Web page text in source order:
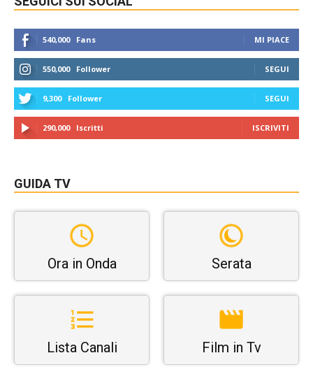
540,000 Fans MI PIACE
550,000 Follower SEGUI
9,300 Follower SEGUI
290,000 Iscritti ISCRIVITI
GUIDA TV
Ora in Onda Serata
Lista Canali Film in Tv